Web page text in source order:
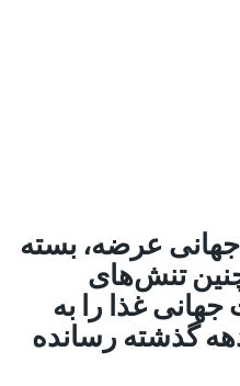
جهانی عرضه، بسته
تنش‌های
غذا را به
گذشته رسانده